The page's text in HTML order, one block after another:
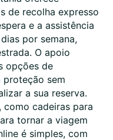
de recolha expresso
e a assistência
por semana,
O apoio
opções de
sem
a sua reserva.
como cadeiras para
tornar a viagem
é simples, com